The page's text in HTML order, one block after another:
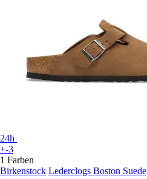
24h
+-3
1 Farben
Birkenstock Lederclogs Boston Suede